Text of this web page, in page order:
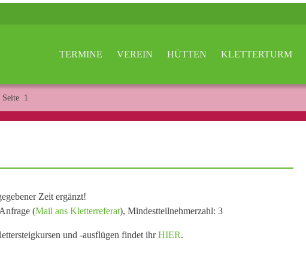
TERMINE VEREIN HÜTTEN KLETTERTURM
Seite 1
Zeit ergänzt!
(Mail ans Kletterreferat), Mindestteilnehmerzahl: 3
und -ausflügen findet ihrHIER.